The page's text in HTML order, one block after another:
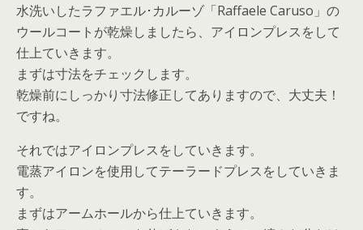
水洗いしたラファエル･カルーゾ「Raffaele Caruso」の
ウールコートが乾燥しましたら、アイロンプレスをして
仕上ていきます。
まずは寸法をチェックします。
乾燥前にしっかり寸法修正してありますので、大丈夫！
ですね。
それではアイロンプレスをしていきます。
電蒸アイロンを使用してテーラードプレスをしていきま
す。
まずはアームホールから仕上ていきます。